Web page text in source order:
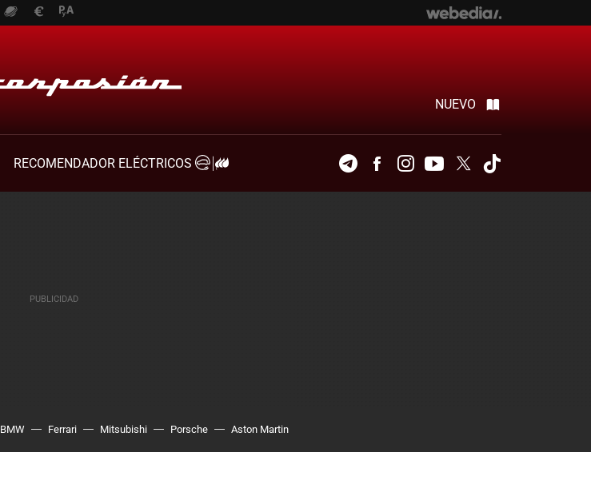
NUEVO
RECOMENDADOR ELÉCTRICOS
TelegramFacebookInstagramYoutubeTwitter
BMW Ferrari Mitsubishi Porsche Aston Martin